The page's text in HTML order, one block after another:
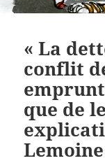
« La
conflit
que de
Lemoine